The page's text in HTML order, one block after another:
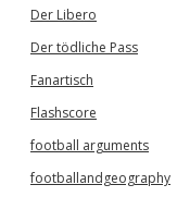
Der Libero
Der tödliche Pass
Fanartisch
Flashscore
football arguments
footballandgeography